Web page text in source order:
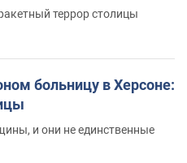
террор столицы
больницу в Херсоне:
и они не единственные